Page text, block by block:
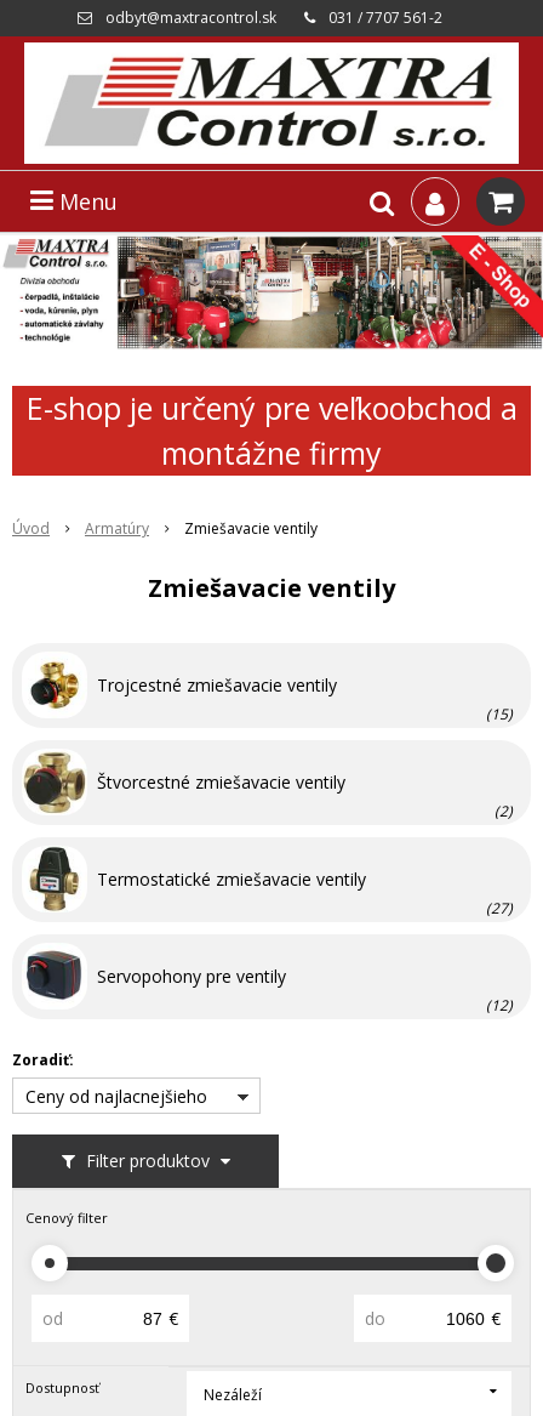
odbyt@maxtracontrol.sk 031 / 7707 561-2
Menu
E-shop je určený pre veľkoobchod a
montážne firmy
Úvod Armatúry Zmiešavacie ventily
Zmiešavacie ventily
Trojcestné zmiešavacie ventily
(15)
Štvorcestné zmiešavacie ventily
(2)
Termostatické zmiešavacie ventily
(27)
Servopohony pre ventily
(12)
Filter produktov
Zoradiť:
Ceny od najlacnejšieho
Cenový filter
od € do €
Dostupnosť Nezáleží